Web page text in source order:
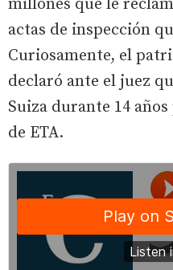
millones que le
actas de inspección
Curiosamente, el
declaró ante el juez
Suiza durante 14
de ETA.